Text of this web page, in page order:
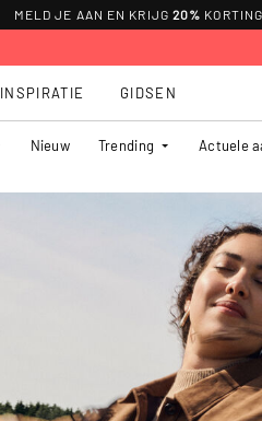
MELD JE AAN EN KRIJG 20% KORTING
Nieuw Trending Actuele
INSPIRATIE GIDSEN